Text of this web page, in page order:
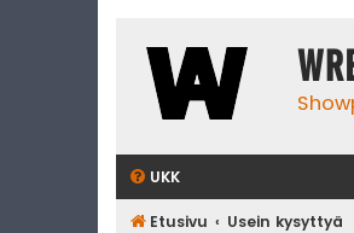
UKK
Etusivu Usein kysyttyä